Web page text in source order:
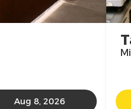
Aug 8, 2026